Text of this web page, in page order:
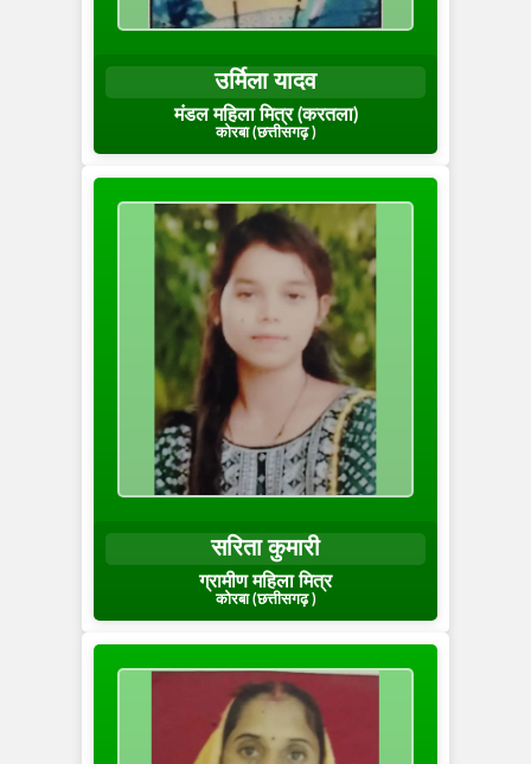
उर्मिला यादव
मंडल महिला मित्र (करतला)
कोरबा (छत्तीसगढ़ )
सरिता कुमारी
ग्रामीण महिला मित्र
कोरबा (छत्तीसगढ़ )